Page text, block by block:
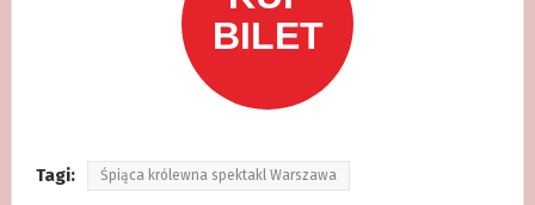
Tagi: Śpiąca królewna spektakl Warszawa